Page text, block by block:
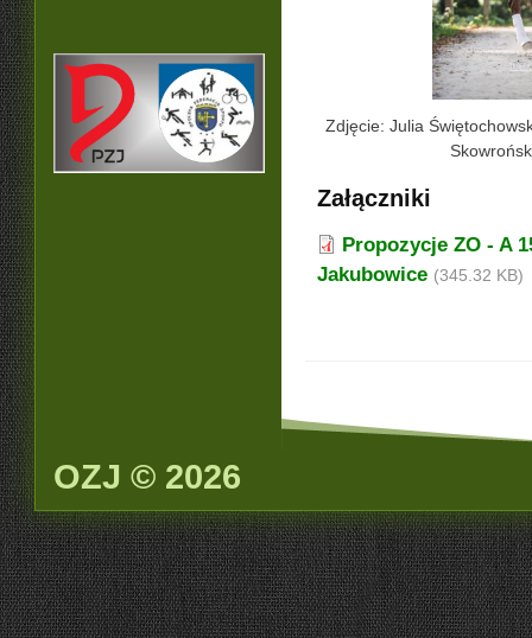
Zdjęcie: Julia
Załączniki
Propozycje ZO - A
Jakubowice (345.32 KB)
OZJ © 2026